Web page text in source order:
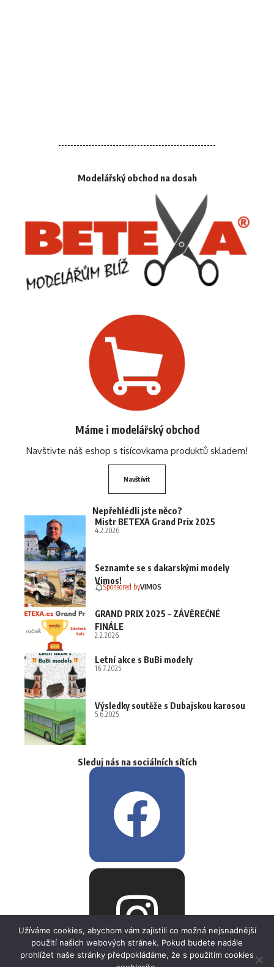
Modelářský obchod na dosah
Máme i modelářský obchod
Navštivte náš eshop s tisícovkama produktů skladem!
Navštívit
Nepřehlédli jste něco?
Mistr BETEXA Grand Prix 2025
4.2.2026
Seznamte se s dakarskými modely
Vimos!
Sponsored byVIMOS
GRAND PRIX 2025 – ZÁVĚREČNÉ
FINÁLE
2.2.2026
Letní akce s BuBi modely
16.7.2025
Výsledky soutěže s Dubajskou karosou
5.6.2025
Sleduj nás na sociálních sítích
Užíváme cookies, abychom vám zajistili co možná nejsnadnější
použití našich webových stránek. Pokud budete nadále
prohlížet naše stránky předpokládáme, že s použitím cookies